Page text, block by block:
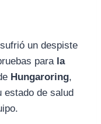
sufrió un despiste
para la
Hungaroring,
estado de salud